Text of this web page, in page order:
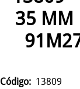
35 MM
Código: 13809